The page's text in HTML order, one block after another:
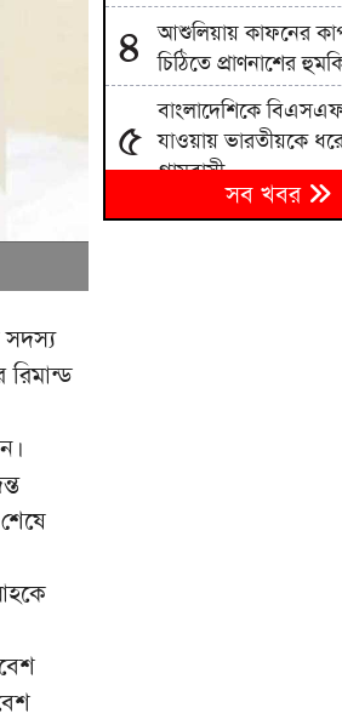
সদস্য
৪
আশুলিয়ায় কাফনের
চিঠিতে প্রাণনাশের
৫
বাংলাদেশিকে
যাওয়ায় ভারতীয়কে
গ্রামবাসী
মঞ্চ প্রস্তুত, বানভাসি
সব খবর